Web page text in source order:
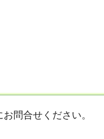
問合せください。